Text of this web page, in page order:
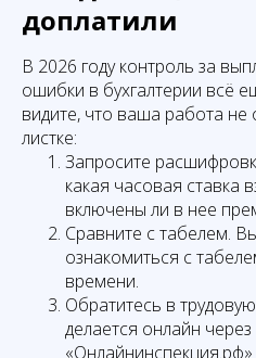
доплатили
В 2026 году контроль за
ошибки в бухгалтерии всё
видите, что ваша работа
листке:
Запросите
какая часовая ставка
включены ли в нее
Сравните с табелем.
ознакомиться с
времени.
Обратитесь в
делается онлайн
«Онлайнинспекция.рф»